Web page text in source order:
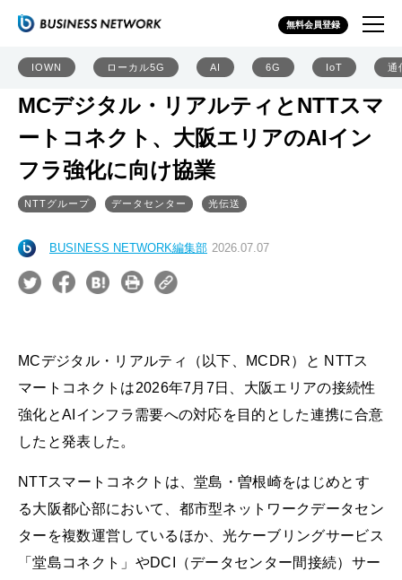
無料会員登録
IOWN ローカル5G AI 6G IoT 通
MCデジタル・リアルティとNTTスマ
ートコネクト、大阪エリアのAIイン
フラ強化に向け協業
NTTグループ データセンター 光伝送
BUSINESS NETWORK編集部 2026.07.07
MCデジタル・リアルティ（以下、MCDR）と NTTス
マートコネクトは2026年7月7日、大阪エリアの接続性
強化とAIインフラ需要への対応を目的とした連携に合意
したと発表した。
NTTスマートコネクトは、堂島・曽根崎をはじめとす
る大阪都心部において、都市型ネットワークデータセン
ターを複数運営しているほか、光ケーブリングサービス
「堂島コネクト」やDCI（データセンター間接続）サー